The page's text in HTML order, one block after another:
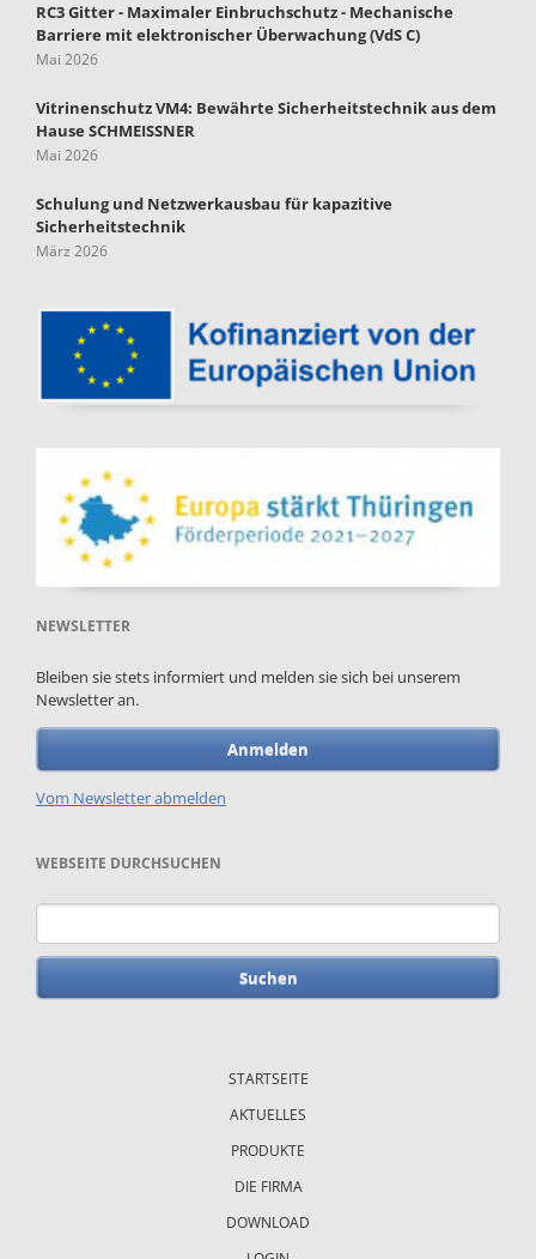
RC3 Gitter - Maximaler Einbruchschutz - Mechanische
Barriere mit elektronischer Überwachung (VdS C)
Mai 2026
Vitrinenschutz VM4: Bewährte Sicherheitstechnik aus dem
Hause SCHMEISSNER
Mai 2026
Schulung und Netzwerkausbau für kapazitive
Sicherheitstechnik
März 2026
NEWSLETTER
Bleiben sie stets informiert und melden sie sich bei unserem
Newsletter an.
Anmelden
Vom Newsletter abmelden
WEBSEITE DURCHSUCHEN
Suchbegriffe
STARTSEITE
AKTUELLES
PRODUKTE
DIE FIRMA
DOWNLOAD